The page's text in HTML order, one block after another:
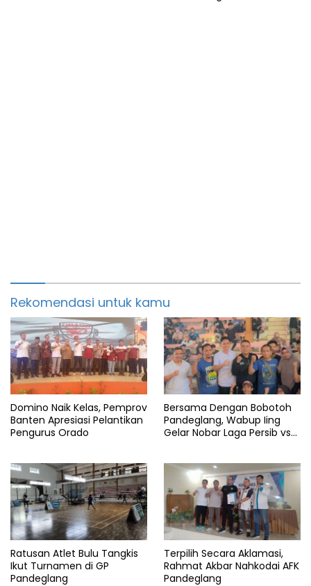
Rekomendasi untuk kamu
Domino Naik Kelas, Pemprov
Banten Apresiasi Pelantikan
Pengurus Orado
Bersama Dengan Bobotoh
Pandeglang, Wabup Iing
Gelar Nobar Laga Persib vs
Ratusan Atlet Bulu Tangkis
Ikut Turnamen di GP
Pandeglang
Terpilih Secara Aklamasi,
Rahmat Akbar Nahkodai AFK
Pandeglang